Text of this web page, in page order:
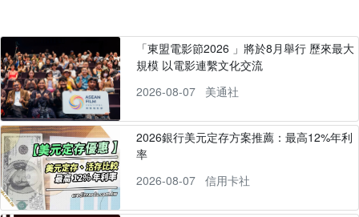
「東盟電影節2026 」將於8月舉行 歷來最大
規模 以電影連繫文化交流
2026-08-07
美通社
2026銀行美元定存方案推薦：最高12%年利
率
2026-08-07
信用卡社